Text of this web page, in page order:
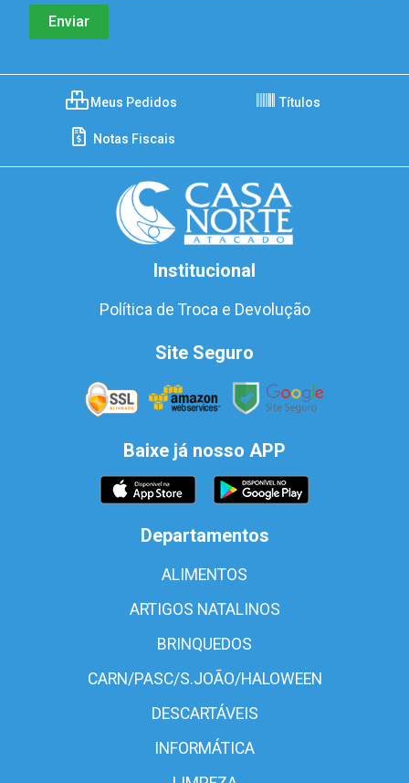
Meus Pedidos Títulos
Notas Fiscais
Institucional
Política de Troca e Devolução
Site Seguro
Baixe já nosso APP
Departamentos
ALIMENTOS
ARTIGOS NATALINOS
BRINQUEDOS
CARN/PASC/S.JOÃO/HALOWEEN
DESCARTÁVEIS
INFORMÁTICA